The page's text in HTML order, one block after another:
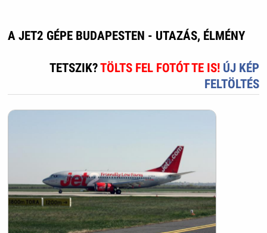
A JET2 GÉPE BUDAPESTEN - UTAZÁS, ÉLMÉNY
TETSZIK?TÖLTS FEL FOTÓT TE IS! ÚJ KÉP
FELTÖLTÉS